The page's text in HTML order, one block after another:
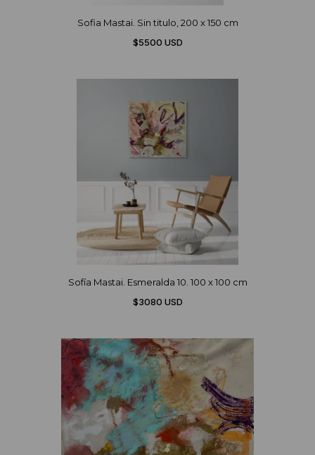
Sofia Mastai. Sin titulo, 200 x 150 cm
$5500 USD
Sofía Mastai. Esmeralda 10. 100 x 100 cm
$3080 USD